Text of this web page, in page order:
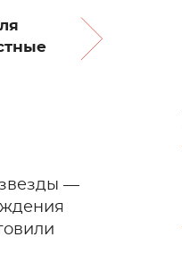
звезды —